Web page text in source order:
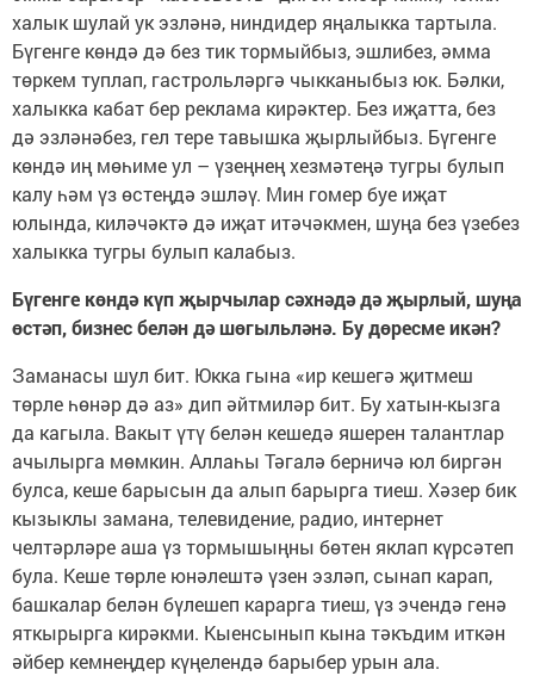
халык шулай ук эзләнә, ниндидер яңалыкка тартыла.
Бүгенге көндә дә без тик тормыйбыз, эшлибез, әмма
төркем туплап, гастрольләргә чыкканыбыз юк. Бәлки,
халыкка кабат бер реклама кирәктер. Без иҗатта, без
дә эзләнәбез, гел тере тавышка җырлыйбыз. Бүгенге
көндә иң мөһиме ул – үзеңнең хезмәтеңә тугры булып
калу һәм үз өстеңдә эшләү. Мин гомер буе иҗат
юлында, киләчәктә дә иҗат итәчәкмен, шуңа без үзебез
халыкка тугры булып калабыз.
Бүгенге көндә күп җырчылар сәхнәдә дә җырлый, шуңа
өстәп, бизнес белән дә шөгыльләнә. Бу дөресме икән?
Заманасы шул бит. Юкка гына «ир кешегә җитмеш
төрле һөнәр дә аз» дип әйтмиләр бит. Бу хатын-кызга
да кагыла. Вакыт үтү белән кешедә яшерен талантлар
ачылырга мөмкин. Аллаһы Тәгалә берничә юл биргән
булса, кеше барысын да алып барырга тиеш. Хәзер бик
кызыклы замана, телевидение, радио, интернет
челтәрләре аша үз тормышыңны бөтен яклап күрсәтеп
була. Кеше төрле юнәлештә үзен эзләп, сынап карап,
башкалар белән бүлешеп карарга тиеш, үз эчендә генә
яткырырга кирәкми. Кыенсынып кына тәкъдим иткән
әйбер кемнеңдер күңелендә барыбер урын ала.